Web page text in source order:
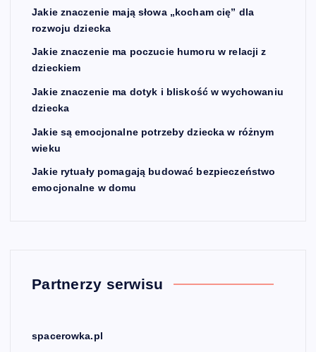
Jakie znaczenie mają słowa „kocham cię” dla
rozwoju dziecka
Jakie znaczenie ma poczucie humoru w relacji z
dzieckiem
Jakie znaczenie ma dotyk i bliskość w wychowaniu
dziecka
Jakie są emocjonalne potrzeby dziecka w różnym
wieku
Jakie rytuały pomagają budować bezpieczeństwo
emocjonalne w domu
Partnerzy serwisu
spacerowka.pl